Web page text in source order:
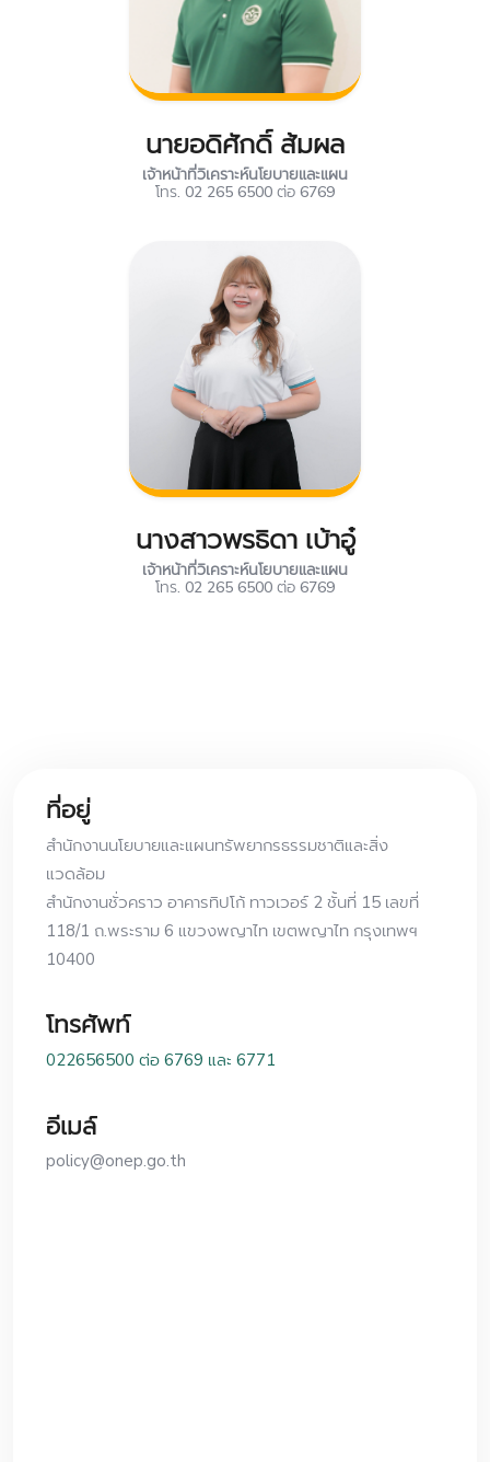
นายอดิศักดิ์ ส้มผล
เจ้าหน้าที่วิเคราะห์นโยบายและแผน
โทร. 02 265 6500 ต่อ 6769
นางสาวพรธิดา เบ้าอู๋
เจ้าหน้าที่วิเคราะห์นโยบายและแผน
โทร. 02 265 6500 ต่อ 6769
ที่อยู่
สำนักงานนโยบายและแผนทรัพยากรธรรมชาติและสิ่ง
แวดล้อม
สำนักงานชั่วคราว อาคารทิปโก้ ทาวเวอร์ 2 ชั้นที่ 15 เลขที่
118/1 ถ.พระราม 6 แขวงพญาไท เขตพญาไท กรุงเทพฯ
10400
โทรศัพท์
022656500 ต่อ 6769 และ 6771
อีเมล์
policy@onep.go.th